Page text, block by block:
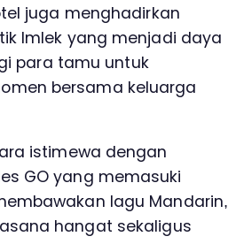
juga menghadirkan
Imlek yang menjadi daya
para tamu untuk
bersama keluarga
istimewa dengan
GO yang memasuki
lagu Mandarin,
hangat sekaligus